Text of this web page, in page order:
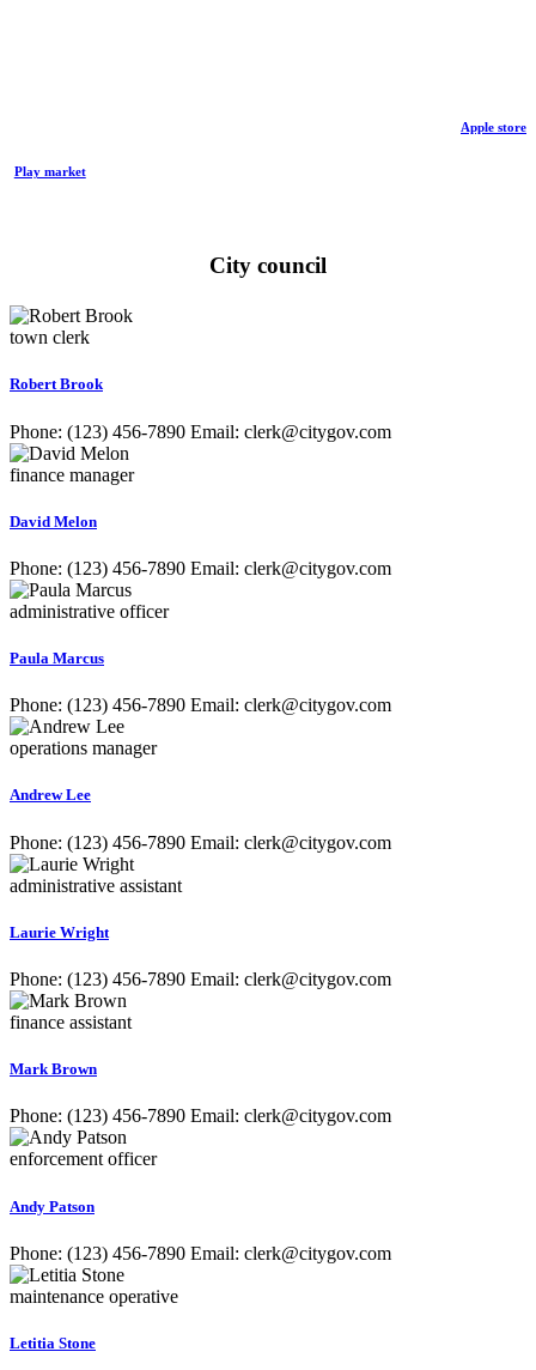
Apple store
Play market
City council
town clerk
Robert Brook
Phone: (123) 456-7890 Email: clerk@citygov.com
finance manager
David Melon
Phone: (123) 456-7890 Email: clerk@citygov.com
administrative officer
Paula Marcus
Phone: (123) 456-7890 Email: clerk@citygov.com
operations manager
Andrew Lee
Phone: (123) 456-7890 Email: clerk@citygov.com
administrative assistant
Laurie Wright
Phone: (123) 456-7890 Email: clerk@citygov.com
finance assistant
Mark Brown
Phone: (123) 456-7890 Email: clerk@citygov.com
enforcement officer
Andy Patson
Phone: (123) 456-7890 Email: clerk@citygov.com
maintenance operative
Letitia Stone